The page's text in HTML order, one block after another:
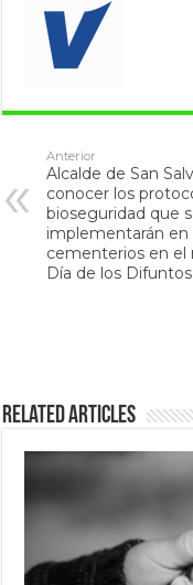
Anterior
Alcalde de San
conocer los
bioseguridad que
implementarán en
cementerios en el
Día de los Difuntos
Related Articles